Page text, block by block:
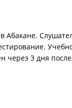
Абакане.
через 3 дня после